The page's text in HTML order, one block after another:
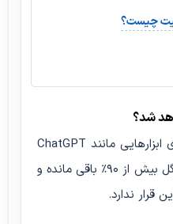
فعلاً خیر. با وجود پیشرفت‌های ابزارهایی مانند ChatGPT
Search، سهم بازار جستجو گوگل بیش از ۹۰٪ باقی مانده و